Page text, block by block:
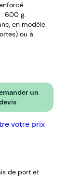
: 600 g.
en modèle
ou à
un
votre prix
de port et